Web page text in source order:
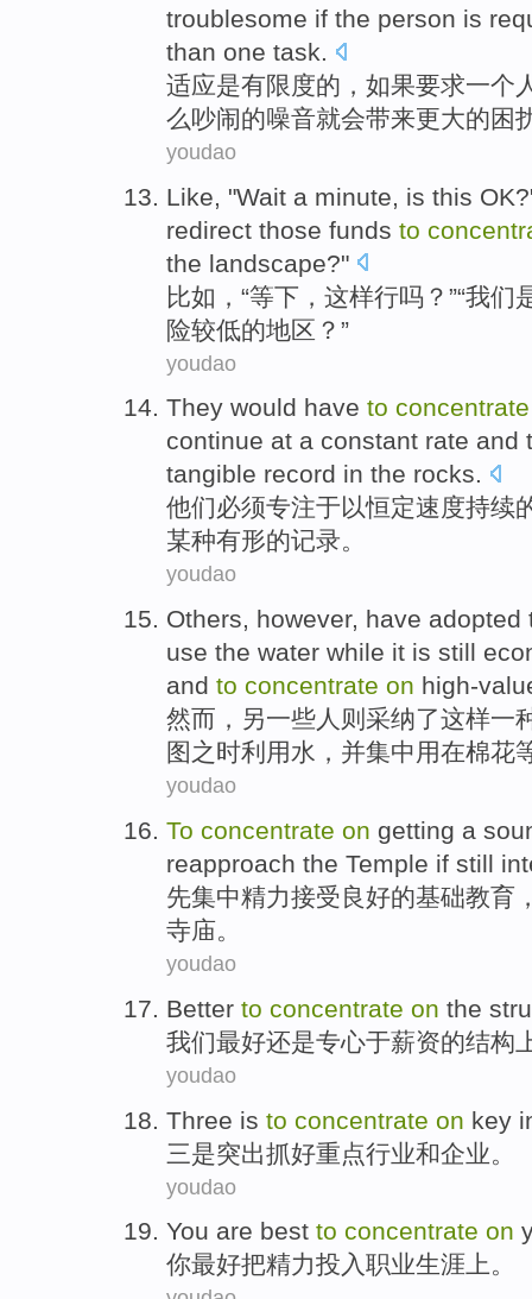
troublesome if the person is
than one task.
适应是有限度的， 如果要求一个
么吵闹的噪音就会带来更大的困
youdao
Like , "Wait a minute , is this OK
redirect those funds to
the landscape?"
比如 ，“等下 ， 这样行吗？”“我们
险较低的地区 ？”
youdao
They would have to
continue at a constant rate and
tangible record in the rocks.
他们必须专注于以恒定速度持续
某种有形的记录。
youdao
Others, however, have adopted
use the water while it is still
and to concentrate on high-
然而 ， 另一些人则 采纳了这样一
图 之时利用水 ， 并集中用在棉花
youdao
To concentrate on getting a
reapproach the Temple if still
先集中精力接受良好的基础教育
寺庙。
youdao
Better to concentrate on the
我们最好还是专心于薪资的结构
youdao
Three is to concentrate on key
三是突出抓好重点行业和企业 。
youdao
You are best to concentrate on
你最好把精力投入职业生涯上。